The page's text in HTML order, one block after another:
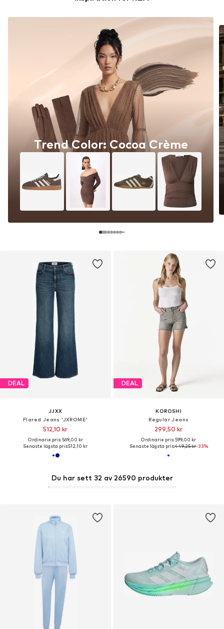
DEAL
JJXX
Flared Jeans 'JXROME'
512,10 kr
Ordinarie pris: 569,00 kr
Senaste lägsta pris:512,10 kr
DEAL
KOROSHI
Regular Jeans
299,50 kr
Ordinarie pris: 599,00 kr
Senaste lägsta pris:449,25 kr-33%
Trend Color: Cocoa Crème
Du har sett 32 av 26590 produkter